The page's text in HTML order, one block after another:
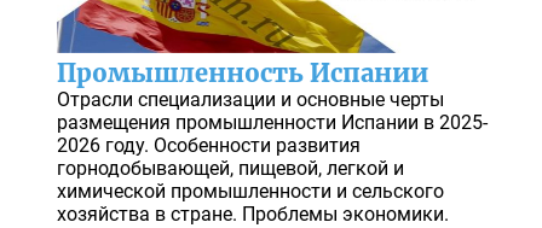
Промышленность Испании
Отрасли специализации и основные черты
размещения промышленности Испании в 2025-
2026 году. Особенности развития
горнодобывающей, пищевой, легкой и
химической промышленности и сельского
хозяйства в стране. Проблемы экономики.